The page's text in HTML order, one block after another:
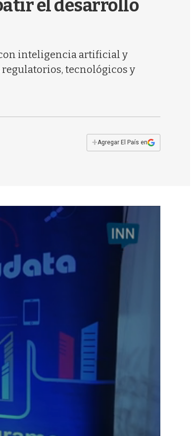
el desarrollo
con inteligencia artificial y
regulatorios, tecnológicos y
+Agregar El País en